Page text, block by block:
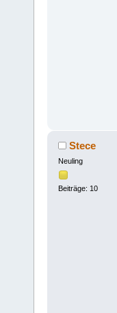
Stece
Neuling
Beiträge: 10